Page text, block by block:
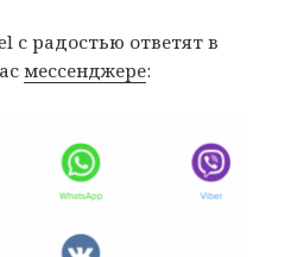
с радостью ответят в
мессенджере: